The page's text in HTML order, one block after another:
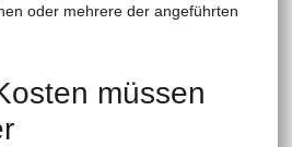
oder mehrere der angeführten
müssen